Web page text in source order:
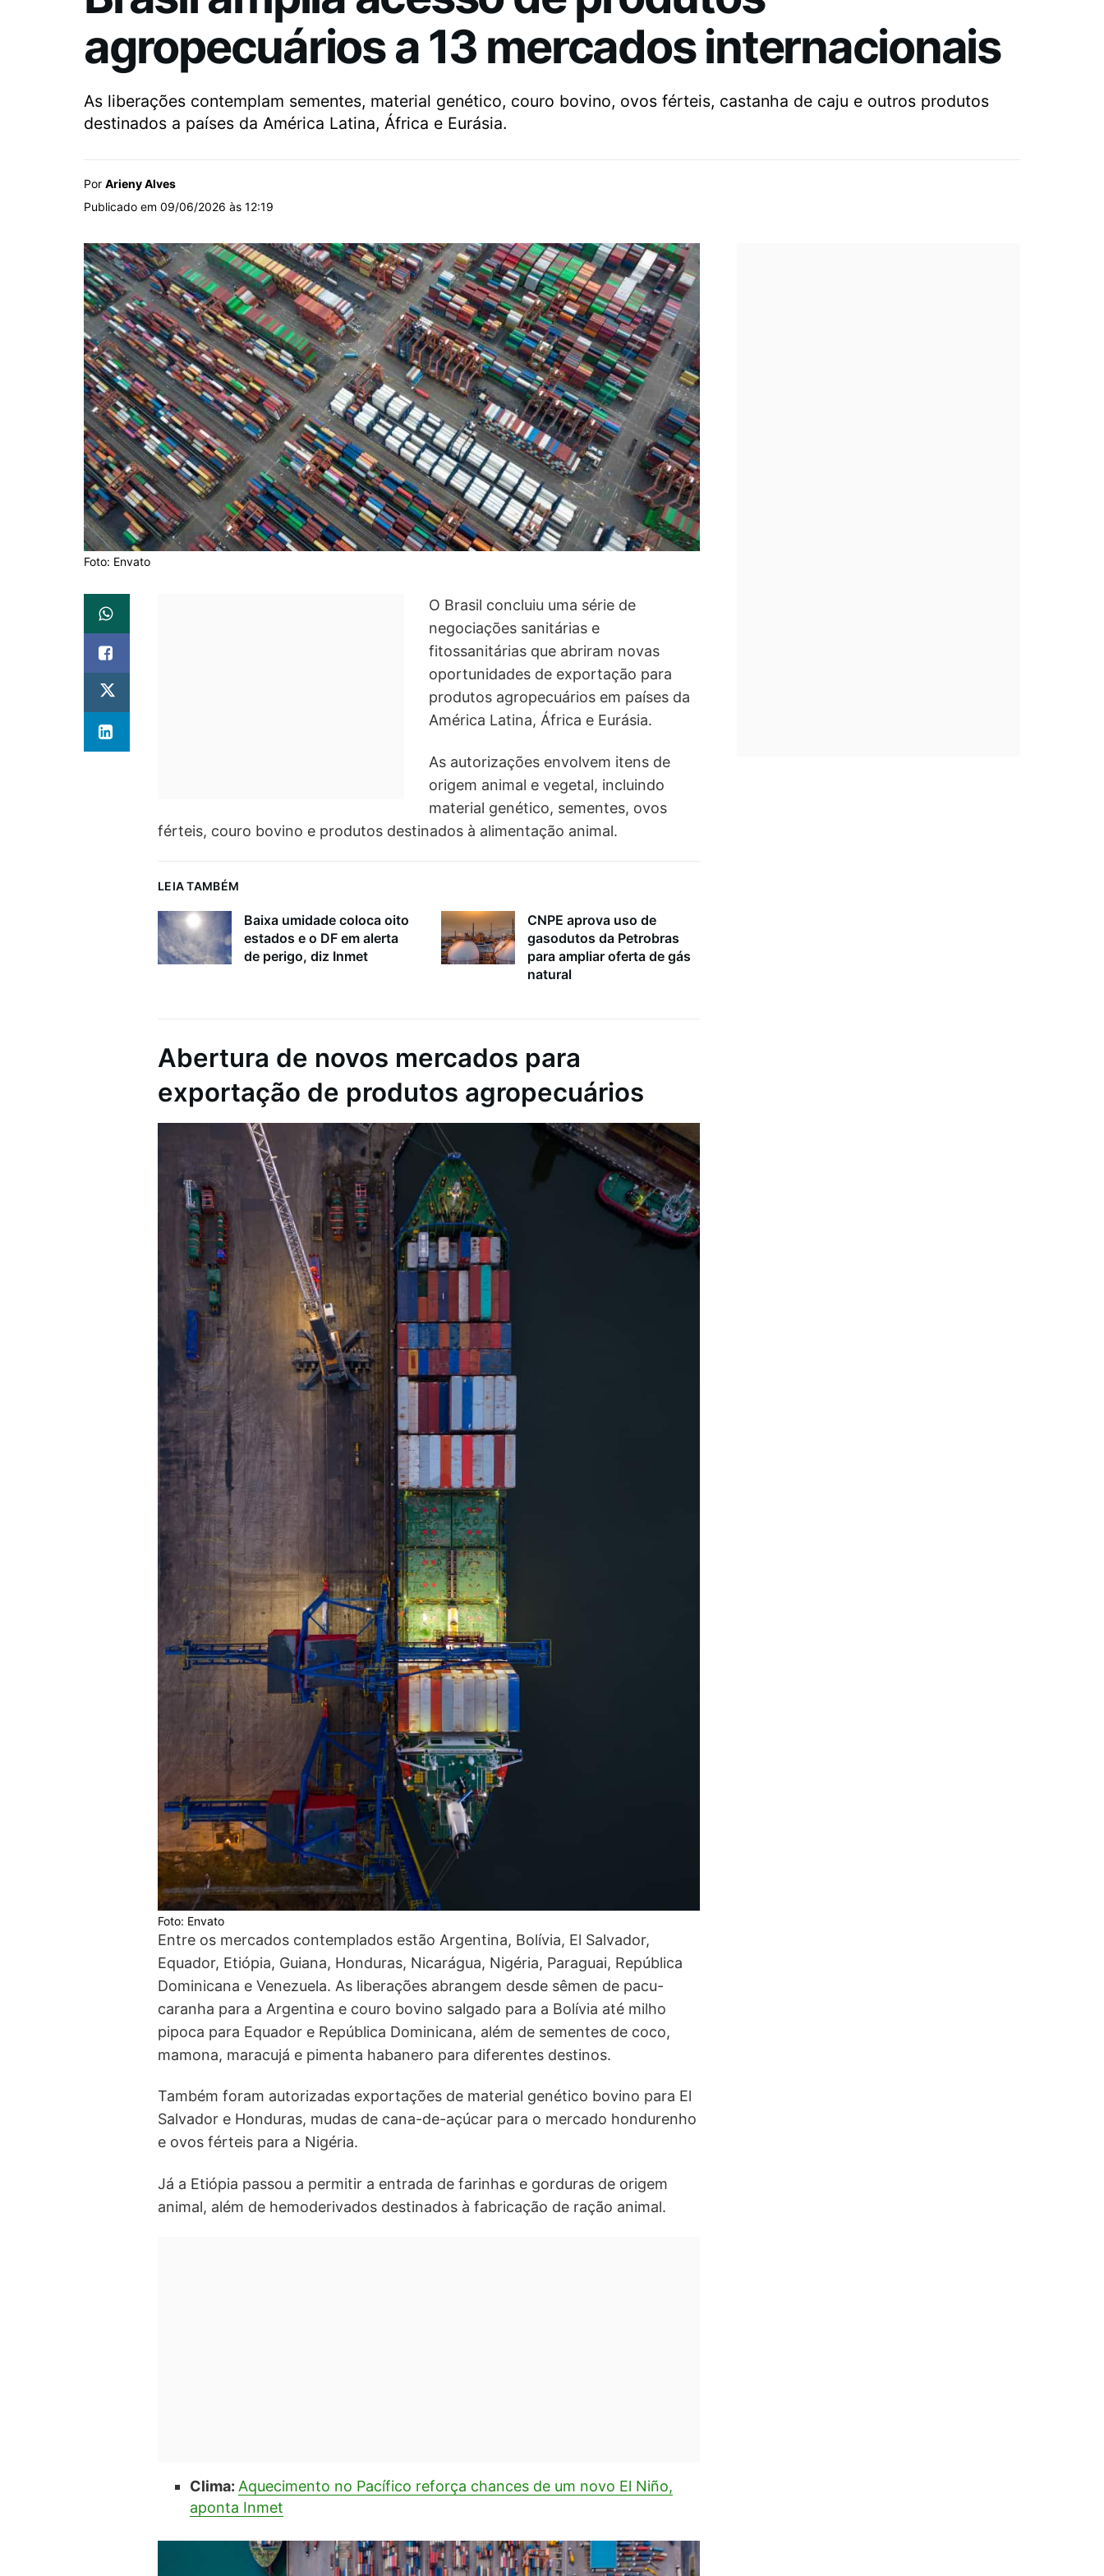
agropecuários a 13 mercados internacionais
As liberações contemplam sementes, material genético, couro bovino, ovos férteis, castanha de caju e outros produtos
destinados a países da América Latina, África e Eurásia.
Por Arieny Alves
Publicado em 09/06/2026 às 12:19
Foto: Envato
O Brasil concluiu uma série de
negociações sanitárias e
fitossanitárias que abriram novas
oportunidades de exportação para
produtos agropecuários em países da
América Latina, África e Eurásia.
As autorizações envolvem itens de
origem animal e vegetal, incluindo
material genético, sementes, ovos
férteis, couro bovino e produtos destinados à alimentação animal.
LEIA TAMBÉM
Baixa umidade coloca oito
estados e o DF em alerta
de perigo, diz Inmet
CNPE aprova uso de
gasodutos da Petrobras
para ampliar oferta de gás
natural
Abertura de novos mercados para
exportação de produtos agropecuários
Foto: Envato
Entre os mercados contemplados estão Argentina, Bolívia, El Salvador,
Equador, Etiópia, Guiana, Honduras, Nicarágua, Nigéria, Paraguai, República
Dominicana e Venezuela. As liberações abrangem desde sêmen de pacu-
caranha para a Argentina e couro bovino salgado para a Bolívia até milho
pipoca para Equador e República Dominicana, além de sementes de coco,
mamona, maracujá e pimenta habanero para diferentes destinos.
Também foram autorizadas exportações de material genético bovino para El
Salvador e Honduras, mudas de cana-de-açúcar para o mercado hondurenho
e ovos férteis para a Nigéria.
Já a Etiópia passou a permitir a entrada de farinhas e gorduras de origem
animal, além de hemoderivados destinados à fabricação de ração animal.
Clima: Aquecimento no Pacífico reforça chances de um novo El Niño,
aponta Inmet